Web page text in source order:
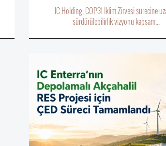
IC Holding, COP31 İklim Zirvesi sürecine
sürdürülebilirlik vizyonu kapsam...